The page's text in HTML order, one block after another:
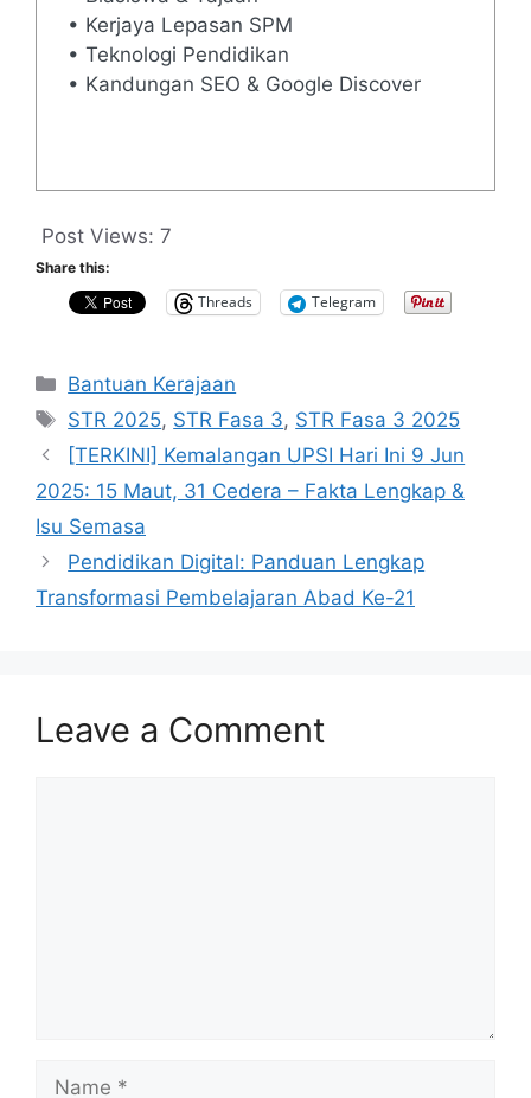
• Kerjaya Lepasan SPM
• Teknologi Pendidikan
• Kandungan SEO & Google Discover
Post Views: 7
Share this:
Threads Telegram
Categories
Bantuan Kerajaan
Tags
STR 2025, STR Fasa 3, STR Fasa 3 2025
[TERKINI] Kemalangan UPSI Hari Ini 9 Jun
2025: 15 Maut, 31 Cedera – Fakta Lengkap &
Isu Semasa
Pendidikan Digital: Panduan Lengkap
Transformasi Pembelajaran Abad Ke-21
Leave a Comment